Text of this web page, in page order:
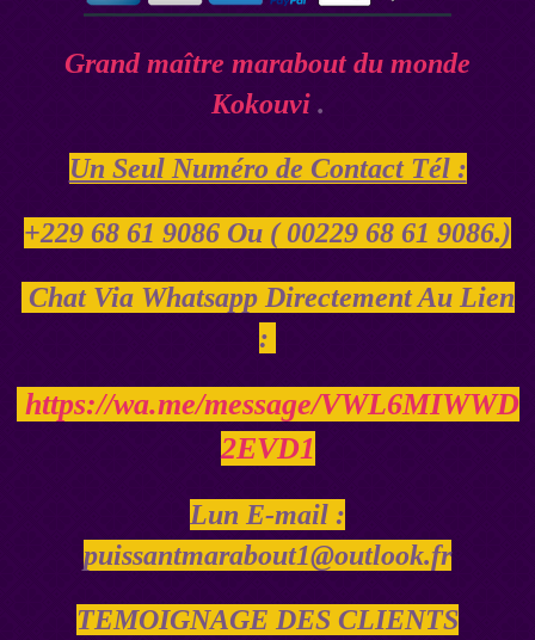
Grand maître marabout du monde
Kokouvi.
Un Seul Numéro de Contact Tél :
+229 68 61 9086 Ou ( 00229 68 61 9086.)
Chat Via Whatsapp Directement Au Lien
:
https://wa.me/message/VWL6MIWWD
2EVD1
Lun E-mail :
puissantmarabout1@outlook.fr
TEMOIGNAGE DES CLIENTS